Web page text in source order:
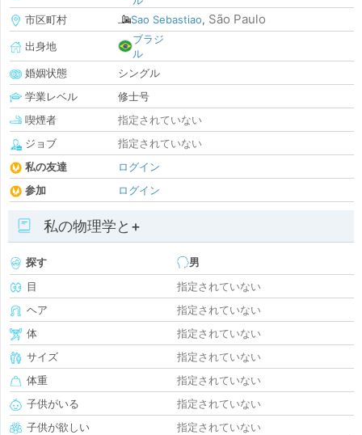
市区町村
Sao Sebastiao, São Paulo
出身地
ブラジ
ル
婚姻状態
シングル
学業レベル
修士号
喫煙者
指定されていない
ジョブ
指定されていない
私の友達
ログイン
参加
ログイン
私の物理学と+
探す
男
目
指定されていない
ヘア
指定されていない
体
指定されていない
サイズ
指定されていない
体重
指定されていない
子供がいる
指定されていない
子供が欲しい
指定されていない